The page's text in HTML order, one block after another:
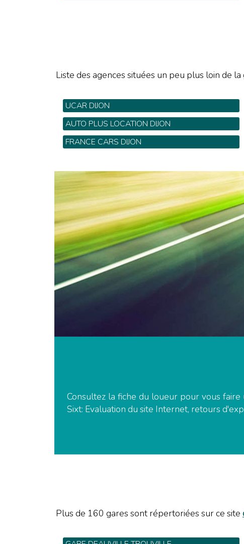
Liste des agences situées un peu plus loin de
UCAR DIJON
6 rue La Brot - Tel: 03 80 28 85 60
AUTO PLUS LOCATION DIJON
14 Bis rue Breuchillière - Tel: 06 99 81 29 29
FRANCE CARS DIJON
Consultez la fiche du loueur pour vous
Sixt: Evaluation du site Internet, retours
Plus de 160 gares sont répertoriées sur ce site